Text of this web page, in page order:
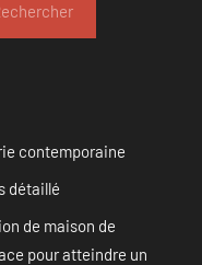
contemporaine
détaillé
de maison de
pour atteindre un